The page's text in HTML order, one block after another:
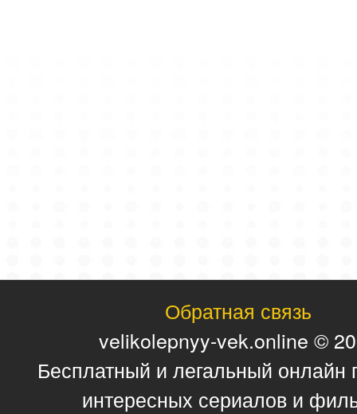
Обратная связь
velikolepnyy-vek.online ©
Бесплатный и легальный онлайн
интересных сериалов и